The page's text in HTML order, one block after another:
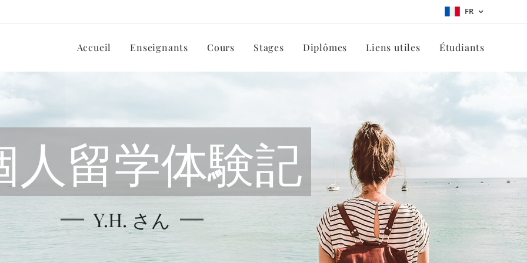
FR
Accueil Enseignants Cours Stages Diplômes Liens utiles Étudiants
留学体験記
Y.H. さん